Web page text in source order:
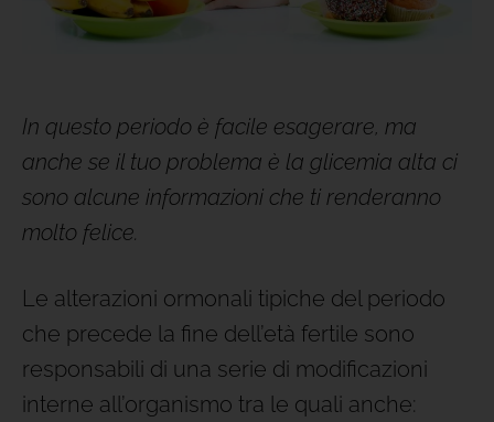
In questo periodo è facile esagerare, ma
anche se il tuo problema è la glicemia alta ci
sono alcune informazioni che ti renderanno
molto felice.
Le alterazioni ormonali tipiche del periodo
che precede la fine dell’età fertile sono
responsabili di una serie di modificazioni
interne all’organismo tra le quali anche: